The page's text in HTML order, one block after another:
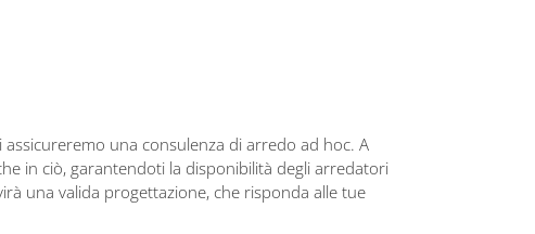
una consulenza di arredo ad hoc. A
in ciò, garantendoti la disponibilità degli arredatori
una valida progettazione, che risponda alle tue